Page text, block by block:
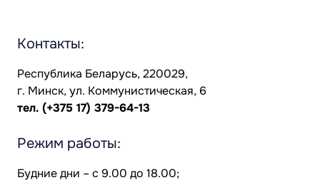
Контакты:
Республика Беларусь, 220029,
г. Минск, ул. Коммунистическая, 6
тел. (+375 17) 379-64-13
Режим работы:
Будние дни – с 9.00 до 18.00;